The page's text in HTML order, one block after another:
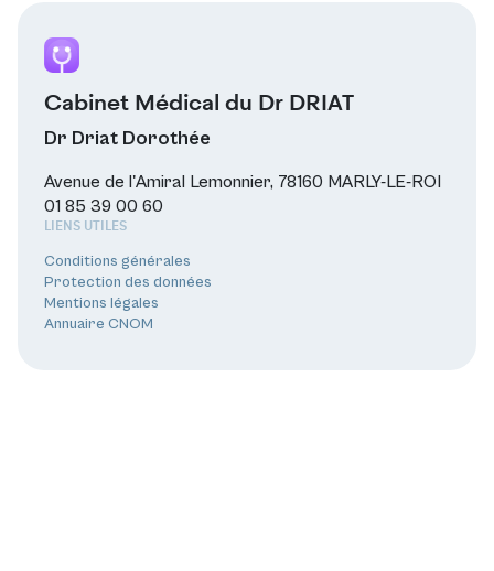
Cabinet Médical du Dr DRIAT
Dr Driat Dorothée
Avenue de l'Amiral Lemonnier, 78160 MARLY-LE-ROI
01 85 39 00 60
LIENS UTILES
Conditions générales
Protection des données
Mentions légales
Annuaire CNOM